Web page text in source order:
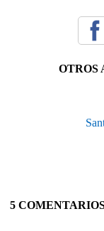
OTROS
5